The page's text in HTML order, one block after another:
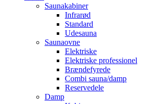
Saunakabiner
Infrarød
Standard
Udesauna
Saunaovne
Elektriske
Elektriske professionel
Brændefyrede
Combi sauna/damp
Reservedele
Damp